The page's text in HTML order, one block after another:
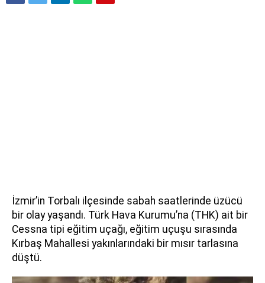
İzmir’in Torbalı ilçesinde sabah saatlerinde üzücü
bir olay yaşandı. Türk Hava Kurumu’na (THK) ait bir
Cessna tipi eğitim uçağı, eğitim uçuşu sırasında
Kırbaş Mahallesi yakınlarındaki bir mısır tarlasına
düştü.